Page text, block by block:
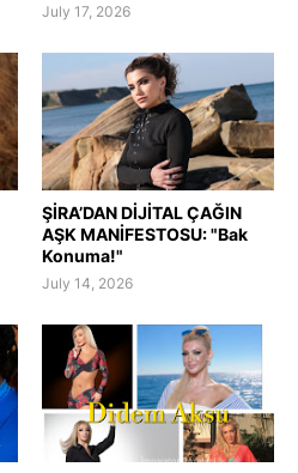
July 17, 2026
ŞİRA’DAN DİJİTAL ÇAĞIN
AŞK MANİFESTOSU: "Bak
Konuma!"
July 14, 2026